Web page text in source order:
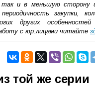
так и в меньшую сторону
закупки,
других
с юр.лицами читайте
той же серии